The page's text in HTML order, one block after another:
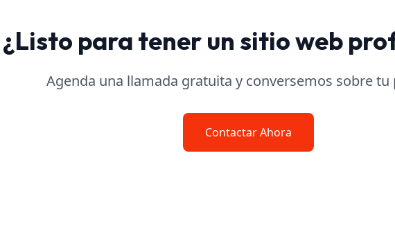
¿Listo para tener un sitio web
Agenda una llamada gratuita y conversemos sobre tu
Contactar Ahora